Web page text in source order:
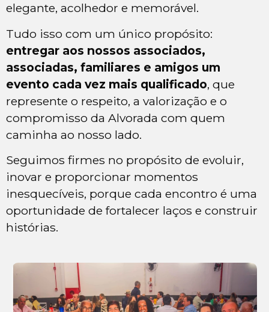
elegante, acolhedor e memorável.
Tudo isso com um único propósito:
entregar aos nossos associados,
associadas, familiares e amigos um
evento cada vez mais qualificado, que
represente o respeito, a valorização e o
compromisso da Alvorada com quem
caminha ao nosso lado.
Seguimos firmes no propósito de evoluir,
inovar e proporcionar momentos
inesquecíveis, porque cada encontro é uma
oportunidade de fortalecer laços e construir
histórias.